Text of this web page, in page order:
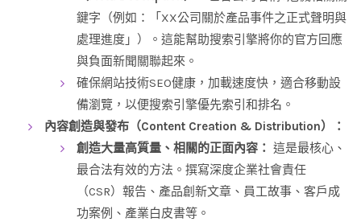
鍵字（例如：「XX公司關於產品事件之正式聲明與
處理進度」）。這能幫助搜索引擎將你的官方回應
與負面新聞關聯起來。
確保網站技術SEO健康，加載速度快，適合移動設
備瀏覽，以便搜索引擎優先索引和排名。
內容創造與發布（Content Creation & Distribution）：
創造大量高質量、相關的正面內容： 這是最核心、
最合法有效的方法。撰寫深度企業社會責任
（CSR）報告、產品創新文章、員工故事、客戶成
功案例、產業白皮書等。